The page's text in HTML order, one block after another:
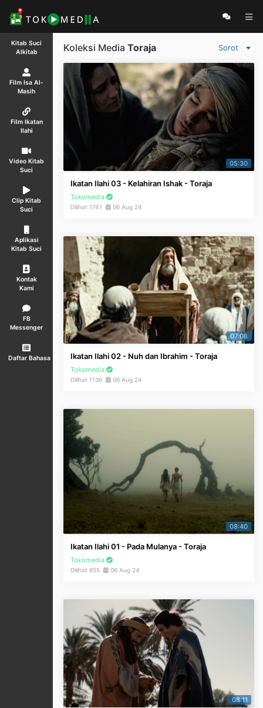
Kitab Suci
Alkitab
Film Isa Al-
Masih
Film Ikatan
Ilahi
Video Kitab
Suci
Clip Kitab
Suci
Aplikasi
Kitab Suci
Kontak
Kami
FB
Messenger
Daftar Bahasa
Sorot
Koleksi Media Toraja
05:30
Ikatan Ilahi 03 - Kelahiran Ishak - Toraja
Tokomedia
Dilihat 1741 06 Aug 24
07:08
Ikatan Ilahi 02 - Nuh dan Ibrahim - Toraja
Tokomedia
Dilihat 1136 06 Aug 24
08:40
Ikatan Ilahi 01 - Pada Mulanya - Toraja
Tokomedia
Dilihat 855 06 Aug 24
08:11